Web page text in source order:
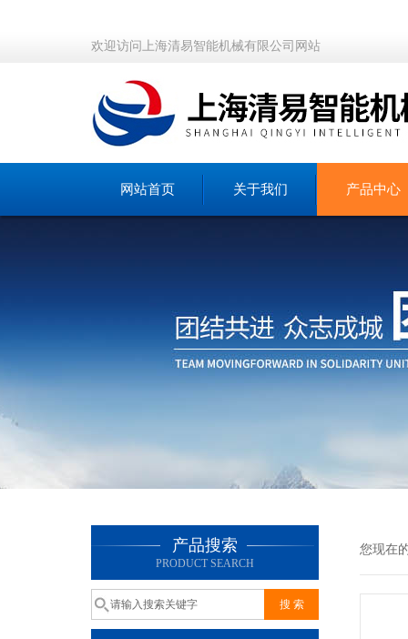
欢迎访问上海清易智能机械有限公司网站
网站首页 关于我们 产品中心
产品搜索
PRODUCT SEARCH
您现在